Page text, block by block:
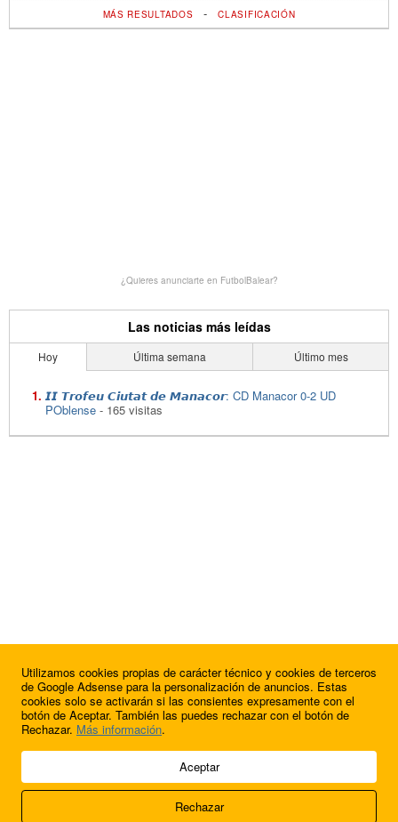
MÁS RESULTADOS -CLASIFICACIÓN
¿Quieres anunciarte en FutbolBalear?
Las noticias más leídas
Hoy Última semana Último mes
𝙄𝙄 𝙏𝙧𝙤𝙛𝙚𝙪 𝘾𝙞𝙪𝙩𝙖𝙩 𝙙𝙚 𝙈𝙖𝙣𝙖𝙘𝙤𝙧: CD Manacor 0-2 UD
POblense - 165 visitas
© 2009 - 2026 Soluciones Corporativas IP, SL.
Acerca de nosotros
Utilizamos cookies propias de carácter técnico y cookies de terceros
de Google Adsense para la personalización de anuncios. Estas
cookies solo se activarán si las consientes expresamente con el
botón de Aceptar. También las puedes rechazar con el botón de
Rechazar. Más información.
Aceptar
Rechazar